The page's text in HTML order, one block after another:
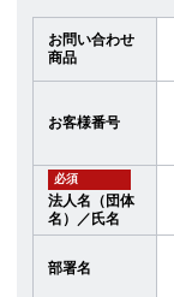
お問い合わせ
商品
お客様番号
必須
法人名（団体
名）／氏名
部署名